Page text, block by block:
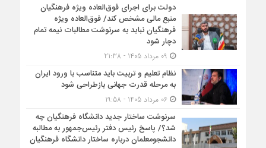
دولت برای اجرای فوق‌العاده ویژه فرهنگیان
منبع مالی مشخص کند/ فوق‌العاده ویژه
فرهنگیان نباید به سرنوشت مطالبات نیمه‌ تمام
دچار شود
نظام تعلیم و تربیت باید متناسب با ورود ایران
به مرحله قدرت جهانی بازطراحی شود
06 مرداد 1405 - 19:58
سرنوشت ساختار جدید دانشگاه فرهنگیان چه
شد؟/ پاسخ رئیس دفتر رئیس‌جمهور به مطالبه
دانشجومعلمان درباره ساختار دانشگاه فرهنگیان